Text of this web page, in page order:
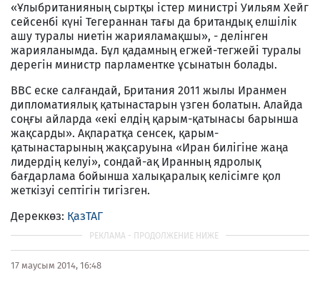
«Ұлыбританияның сыртқы істер министрі Уильям Хейг
сейсенбі күні Тегераннан тағы да британдық елшілік
ашу туралы ниетін жарияламақшы», - делінген
жарияланымда. Бұл қадамның егжей-тегжейі туралы
дерегін министр парламентке ұсынатын болады.
ВВС еске салғандай, Британия 2011 жылы Иранмен
дипломатиялық қатынастарын үзген болатын. Алайда
соңғы айларда «екі елдің қарым-қатынасы барынша
жақсарды». Ақпаратқа сенсек, қарым-
қатынастарының жақсаруына «Иран билігіне жаңа
лидердің келуі», сондай-ақ Иранның ядролық
бағдарлама бойынша халықаралық келісімге қол
жеткізуі септігін тигізген.
Дереккөз: ҚазТАГ
17 маусым 2014, 16:48